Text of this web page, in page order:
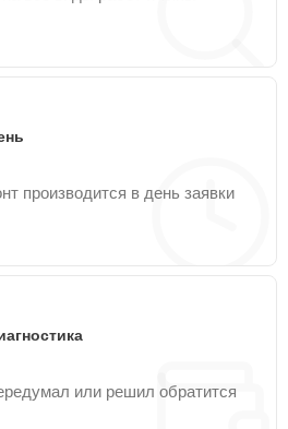
производится в день заявки
или решил обратится